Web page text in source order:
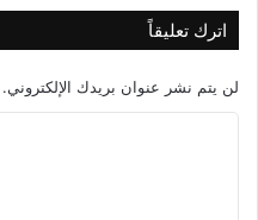
اترك تعليقاً
لن يتم نشر عنوان بريدك الإلكتروني.